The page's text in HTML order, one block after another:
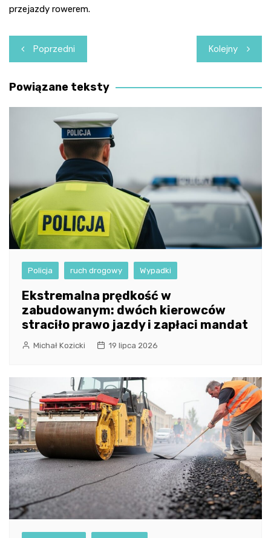
przejazdy rowerem.
Nawigacja
wpisu
Poprzedni Kolejny
Powiązane teksty
Policja ruch drogowy Wypadki
Ekstremalna prędkość w
zabudowanym: dwóch kierowców
straciło prawo jazdy i zapłaci mandat
Michał Kozicki 19 lipca 2026